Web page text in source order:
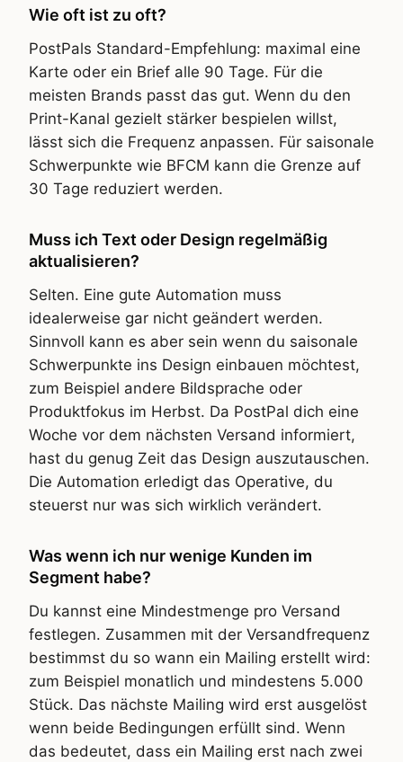
Wie oft ist zu oft?
PostPals Standard-Empfehlung: maximal eine
Karte oder ein Brief alle 90 Tage. Für die
meisten Brands passt das gut. Wenn du den
Print-Kanal gezielt stärker bespielen willst,
lässt sich die Frequenz anpassen. Für saisonale
Schwerpunkte wie BFCM kann die Grenze auf
30 Tage reduziert werden.
Muss ich Text oder Design regelmäßig
aktualisieren?
Selten. Eine gute Automation muss
idealerweise gar nicht geändert werden.
Sinnvoll kann es aber sein wenn du saisonale
Schwerpunkte ins Design einbauen möchtest,
zum Beispiel andere Bildsprache oder
Produktfokus im Herbst. Da PostPal dich eine
Woche vor dem nächsten Versand informiert,
hast du genug Zeit das Design auszutauschen.
Die Automation erledigt das Operative, du
steuerst nur was sich wirklich verändert.
Was wenn ich nur wenige Kunden im
Segment habe?
Du kannst eine Mindestmenge pro Versand
festlegen. Zusammen mit der Versandfrequenz
bestimmst du so wann ein Mailing erstellt wird:
zum Beispiel monatlich und mindestens 5.000
Stück. Das nächste Mailing wird erst ausgelöst
wenn beide Bedingungen erfüllt sind. Wenn
das bedeutet, dass ein Mailing erst nach zwei